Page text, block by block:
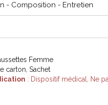
TRANSPARENT
/ 1004851 / 1004856 /
/ 10044859
/ 3611610048657 /
/ 3611610048633 /
- Composition - Entretien
Femme
carton, Sachet
: Dispositif médical, Ne